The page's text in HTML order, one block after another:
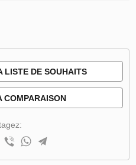
LISTE DE SOUHAITS
COMPARAISON